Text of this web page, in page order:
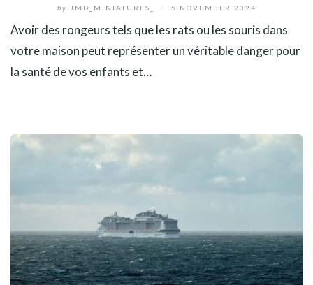
by JMD_MINIATURES_ 5 NOVEMBER 2024
Avoir des rongeurs tels que les rats ou les souris dans
votre maison peut représenter un véritable danger pour
la santé de vos enfants et…